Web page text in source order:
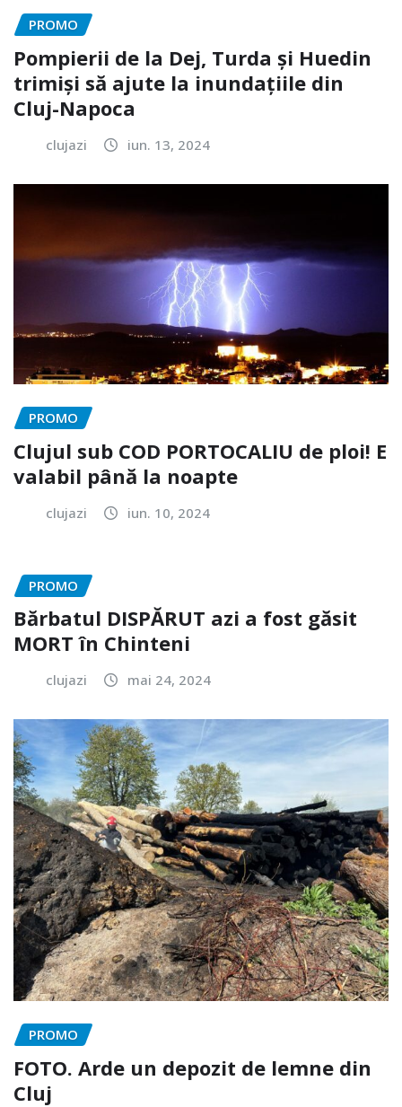
PROMO
Pompierii de la Dej, Turda și Huedin
trimiși să ajute la inundațiile din
Cluj-Napoca
clujazi iun. 13, 2024
PROMO
Clujul sub COD PORTOCALIU de ploi! E
valabil până la noapte
clujazi iun. 10, 2024
PROMO
Bărbatul DISPĂRUT azi a fost găsit
MORT în Chinteni
clujazi mai 24, 2024
PROMO
FOTO. Arde un depozit de lemne din
Cluj